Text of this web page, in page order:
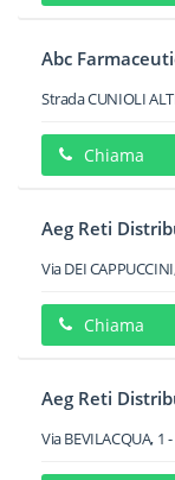
Abc
Strada CUNIOLI
Chiama
Aeg Reti
Via DEI
Chiama
Aeg Reti
Via BEVILACQUA, 1 -